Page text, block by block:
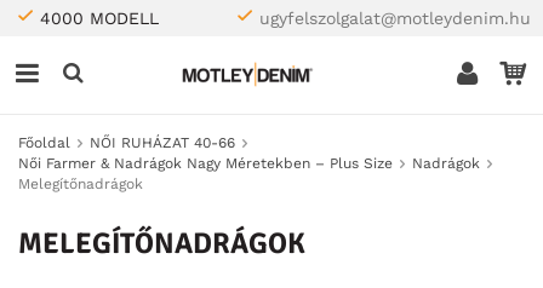
4000 MODELL ugyfelszolgalat@motleydenim.hu
Főoldal
NŐI RUHÁZAT 40-66
Női Farmer & Nadrágok Nagy Méretekben – Plus Size
Nadrágok
Melegítőnadrágok
MELEGÍTŐNADRÁGOK